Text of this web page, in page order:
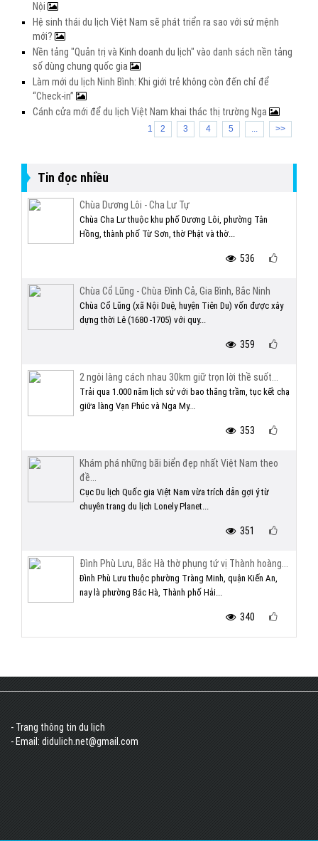
Nội
Hệ sinh thái du lịch Việt Nam sẽ phát triển ra sao với sứ mệnh
mới?
Nền tảng "Quản trị và Kinh doanh du lịch" vào danh sách nền tảng
số dùng chung quốc gia
Làm mới du lịch Ninh Bình: Khi giới trẻ không còn đến chỉ để
“Check-in”
Cánh cửa mới để du lịch Việt Nam khai thác thị trường Nga
1 2 3 4 5 ... >>
Tin đọc nhiều
Chùa Dương Lôi - Cha Lư Tự
Chùa Cha Lư thuộc khu phố Dương Lôi, phường Tân
Hồng, thành phố Từ Sơn, thờ Phật và thờ...
536
Chùa Cổ Lũng - Chùa Đình Cả, Gia Bình, Bắc Ninh
Chùa Cổ Lũng (xã Nội Duệ, huyện Tiên Du) vốn được xây
dựng thời Lê (1680 -1705) với quy...
359
2 ngôi làng cách nhau 30km giữ trọn lời thề suốt...
Trải qua 1.000 năm lịch sử với bao thăng trầm, tục kết chạ
giữa làng Vạn Phúc và Nga My...
353
Khám phá những bãi biển đẹp nhất Việt Nam theo
đề...
Cục Du lịch Quốc gia Việt Nam vừa trích dẫn gợi ý từ
chuyên trang du lịch Lonely Planet...
351
Đình Phù Lưu, Bắc Hà thờ phụng tứ vị Thành hoàng...
Đình Phù Lưu thuộc phường Tràng Minh, quận Kiến An,
nay là phường Bắc Hà, Thành phố Hải...
340
- Trang thông tin du lịch
- Email: didulich.net@gmail.com